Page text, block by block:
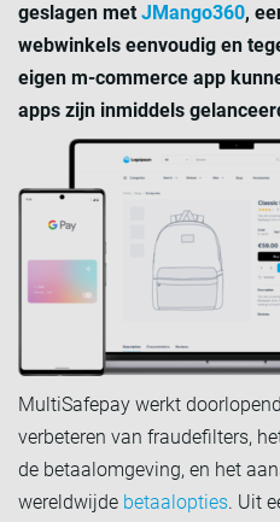
geslagen met JMango360,
webwinkels eenvoudig en
eigen m-commerce app
apps zijn inmiddels
MultiSafepay werkt
verbeteren van fraudefilters,
de betaalomgeving, en het
wereldwijde betaalopties. Uit